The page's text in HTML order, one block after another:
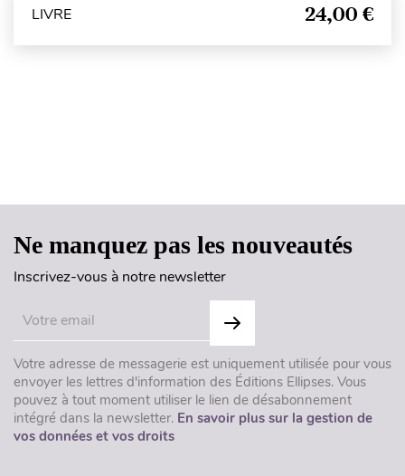
LIVRE 24,00 €
Ne manquez pas les nouveautés
Inscrivez-vous à notre newsletter
Votre adresse de messagerie est uniquement utilisée pour vous
envoyer les lettres d'information des Éditions Ellipses. Vous
pouvez à tout moment utiliser le lien de désabonnement
intégré dans la newsletter. En savoir plus sur la gestion de
vos données et vos droits